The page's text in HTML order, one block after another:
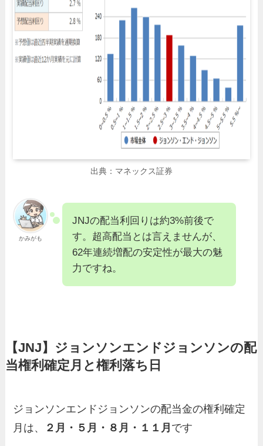
出典：マネックス証券
かみがも
JNJの配当利回りは約3%前後で
す。超高配当とは言えませんが、
62年連続増配の安定性が最大の魅
力ですね。
【JNJ】ジョンソンエンドジョンソンの配
当権利確定月と権利落ち日
ジョンソンエンドジョンソンの配当金の権利確定
月は、
２月・５月・８月・１１月 です